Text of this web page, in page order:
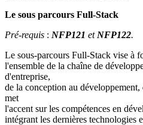
Le sous parcours Full-Stack
Pré-requis : NFP121 et NFP122.
Le sous-parcours Full-Stack vise à
l'ensemble de la chaîne de
d'entreprise,
de la conception au
met
l'accent sur les compétences en
intégrant les dernières technologies